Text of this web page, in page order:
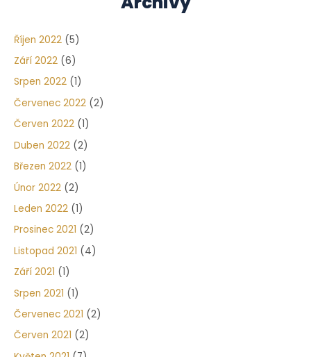
Říjen 2022 (5)
Září 2022 (6)
Srpen 2022 (1)
Červenec 2022 (2)
Červen 2022 (1)
Duben 2022 (2)
Březen 2022 (1)
Únor 2022 (2)
Leden 2022 (1)
Prosinec 2021 (2)
Listopad 2021 (4)
Září 2021 (1)
Srpen 2021 (1)
Červenec 2021 (2)
Červen 2021 (2)